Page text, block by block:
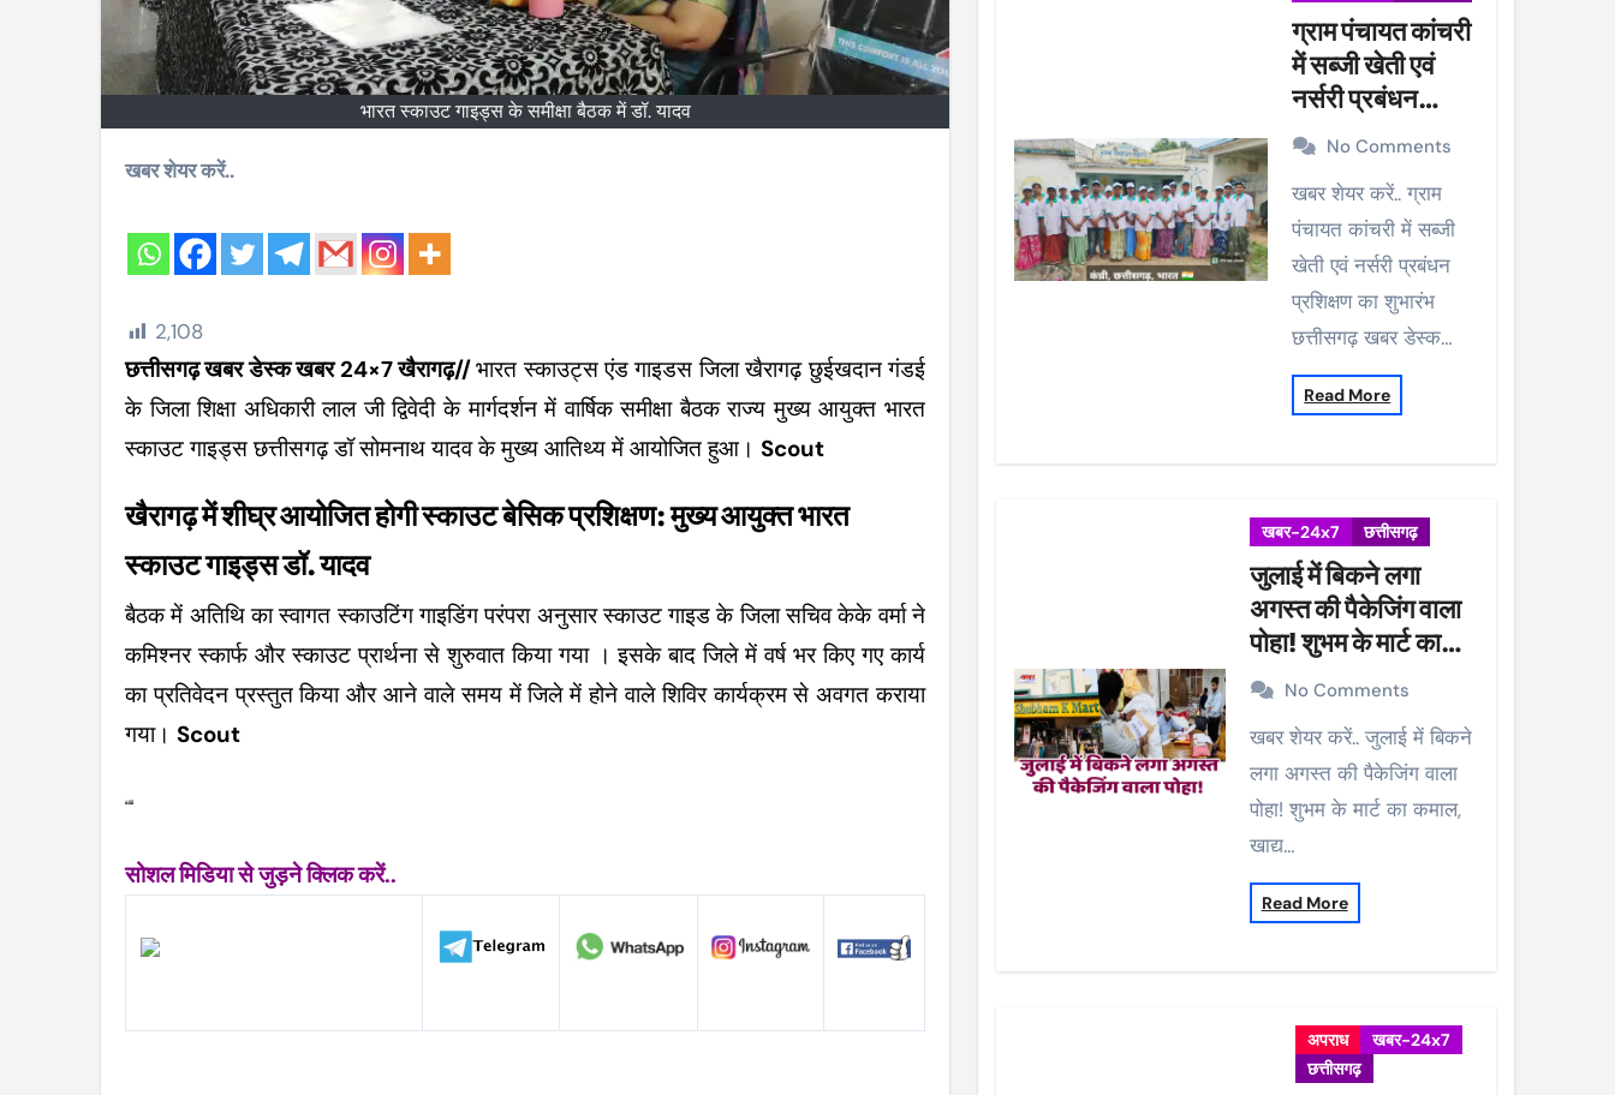
भारत स्काउट गाइड्स के समीक्षा बैठक में डॉ. यादव
खबर शेयर करें..
2,108
छत्तीसगढ़ खबर डेस्क खबर 24×7 खैरागढ़//भारत स्काउट्स एंड गाइडस जिला खैरागढ़ छुईखदान गंडई
के जिला शिक्षा अधिकारी लाल जी द्विवेदी के मार्गदर्शन में वार्षिक समीक्षा बैठक राज्य मुख्य आयुक्त भारत
स्काउट गाइड्स छत्तीसगढ़ डॉ सोमनाथ यादव के मुख्य आतिथ्य में आयोजित हुआ। Scout
खैरागढ़ में शीघ्र आयोजित होगी स्काउट बेसिक प्रशिक्षण: मुख्य आयुक्त भारत
स्काउट गाइड्स डॉ. यादव
बैठक में अतिथि का स्वागत स्काउटिंग गाइडिंग परंपरा अनुसार स्काउट गाइड के जिला सचिव केके वर्मा ने
कमिश्नर स्कार्फ और स्काउट प्रार्थना से शुरुवात किया गया । इसके बाद जिले में वर्ष भर किए गए कार्य
का प्रतिवेदन प्रस्तुत किया और आने वाले समय में जिले में होने वाले शिविर कार्यक्रम से अवगत कराया
गया। Scout
सोशल मिडिया से जुड़ने क्लिक करें..
ग्राम पंचायत कांचरी
में सब्जी खेती एवं
नर्सरी प्रबंधन
प्रशिक्षण का शुभारंभ
No Comments
खबर शेयर करें.. ग्राम
पंचायत कांचरी में सब्जी
खेती एवं नर्सरी प्रबंधन
प्रशिक्षण का शुभारंभ
छत्तीसगढ़ खबर डेस्क…
Read More
खबर-24x7 छत्तीसगढ़
जुलाई में बिकने लगा
अगस्त की पैकेजिंग वाला
पोहा! शुभम के मार्ट का
कमाल, खाद्य विभाग ने की
कार्रवाई, 38 पैकेट सीज
No Comments
खबर शेयर करें.. जुलाई में बिकने
लगा अगस्त की पैकेजिंग वाला
पोहा! शुभम के मार्ट का कमाल,
खाद्य…
Read More
अपराध
खबर-24x7
छत्तीसगढ़